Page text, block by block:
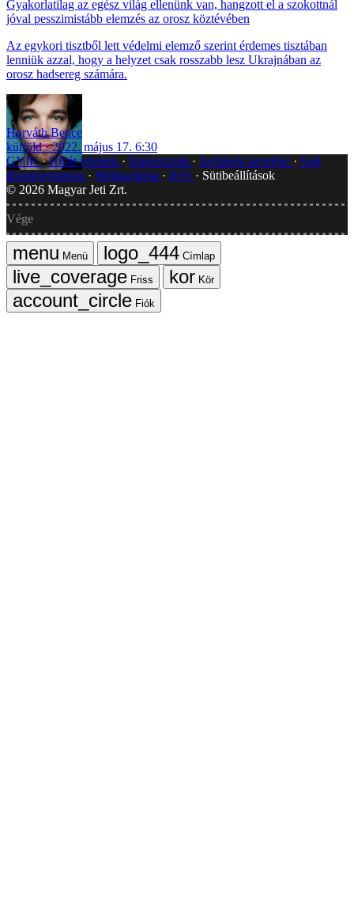
Gyakorlatilag az egész világ ellenünk van, hangzott el a szokottnál
jóval pesszimistább elemzés az orosz köztévében
Az egykori tisztből lett védelmi elemző szerint érdemes tisztában
lenniük azzal, hogy a helyzet csak rosszabb lesz Ukrajnában az
orosz hadsereg számára.
Horváth Bence
külföld
2022. május 17. 6:30
GYIK Hibát jelentek Impresszum Javítások kezelése
Jogi
dokumentumok
Médiaajánlat RSS
Sütibeállítások
© 2026 Magyar Jeti Zrt.
Vége
Menü
Címlap
Friss
Kör
Fiók